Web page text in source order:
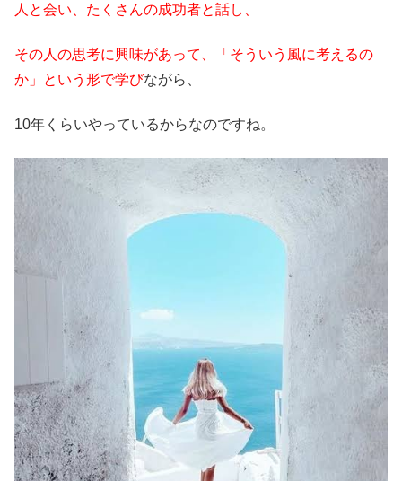
人と会い、たくさんの成功者と話し、
その人の思考に興味があって、「そういう風に考えるの
か」という形で学びながら、
10年くらいやっているからなのですね。